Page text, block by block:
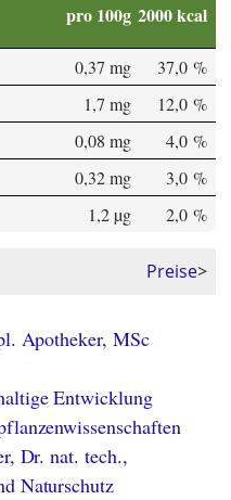
pro 100g 2000 kcal
0,37 mg
37,0 %
1,7 mg
12,0 %
0,08 mg
4,0 %
0,32 mg
3,0 %
1,2 µg 2,0 %
Preise>
Apotheker, MSc
Entwicklung
Dr. nat. tech.,
Naturschutz